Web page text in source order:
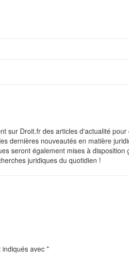
sur Droit.fr des articles d'actualité pour
dernières nouveautés en matière
seront également mises à disposition
juridiques du quotidien !
avec*